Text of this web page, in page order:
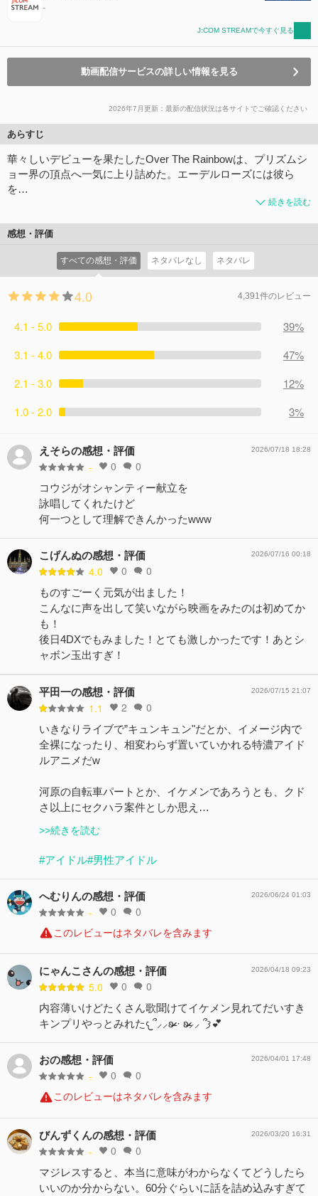
-
J:COM STREAMで今すぐ見る
動画配信サービスの詳しい情報を見る
2026年7月更新：最新の配信状況は各サイトでご確認ください
あらすじ
華々しいデビューを果たしたOver The Rainbowは、プリズムシ
ョー界の頂点へ一気に上り詰めた。エーデルローズには彼ら
を…
続きを読む
感想・評価
すべての感想・評価 ネタバレなし ネタバレ
4.0 4,391件のレビュー
4.1 - 5.0
39%
3.1 - 4.0
47%
2.1 - 3.0
12%
1.0 - 2.0
3%
えそらの感想・評価
- 0 0
2026/07/18 18:28
コウジがオシャンティー献立を
詠唱してくれたけど
何一つとして理解できんかったwww
こげんぬの感想・評価
4.0 0 0
2026/07/16 00:18
ものすごーく元気が出ました！
こんなに声を出して笑いながら映画をみたのは初めてか
も！
後日4DXでもみました！とても激しかったです！あとシ
ャボン玉出すぎ！
平田一の感想・評価
1.1 2 0
2026/07/15 21:07
いきなりライブで”キュンキュン"だとか、イメージ内で
全裸になったり、相変わらず置いていかれる特濃アイド
ルアニメだw
河原の自転車パートとか、イケメンであろうとも、クド
さ以上にセクハラ案件としか思え…
>>続きを読む
#アイドル#男性アイドル
へむりんの感想・評価
- 0 0
2026/06/24 01:03
このレビューはネタバレを含みます
にゃんこさんの感想・評価
5.0 0 0
2026/04/18 09:23
内容薄いけどたくさん歌聞けてイケメン見れてだいすき
キンプリやっとみれた𐔌՞⸝⸝ʚ̴̶̷̷ · ʚ̴̶̷̷⸝⸝ ՞𐦯💕
おの感想・評価
- 0 0
2026/04/01 17:48
このレビューはネタバレを含みます
びんずくんの感想・評価
- 0 0
2026/03/20 16:31
マジレスすると、本当に意味がわからなくてどうしたら
いいのか分からない。60分ぐらいに話を詰め込みすぎて